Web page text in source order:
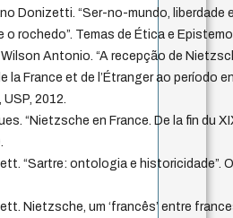
Donizetti. “Ser-no-mundo, liberdade
o rochedo”. Temas de Ética e
Wilson Antonio. “A recepção de
la France et de l’Étranger ao período
2012.
“Nietzsche en France. De la fin du
“Sartre: ontologia e historicidade”.
Nietzsche, um ‘francês’ entre